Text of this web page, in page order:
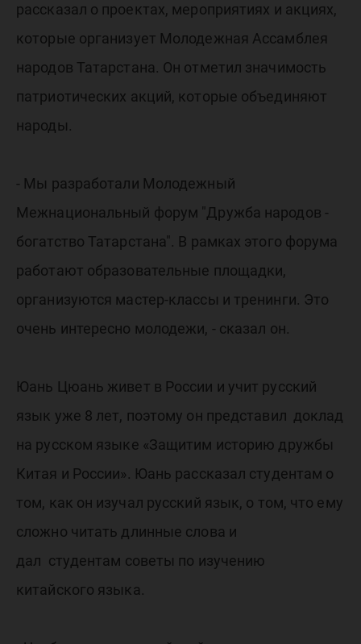
рассказал о проектах, мероприятиях и акциях,
которые организует Молодежная Ассамблея
народов Татарстана. Он отметил значимость
патриотических акций, которые объединяют
народы.
- Мы разработали Молодежный
Межнациональный форум "Дружба народов -
богатство Татарстана". В рамках этого форума
работают образовательные площадки,
организуются мастер-классы и тренинги. Это
очень интересно молодежи, - сказал он.
Юань Цюань живет в России и учит русский
язык уже 8 лет, поэтому он представил доклад
на русском языке «Защитим историю дружбы
Китая и России». Юань рассказал студентам о
том, как он изучал русский язык, о том, что ему
сложно читать длинные слова и
дал студентам советы по изучению
китайского языка.